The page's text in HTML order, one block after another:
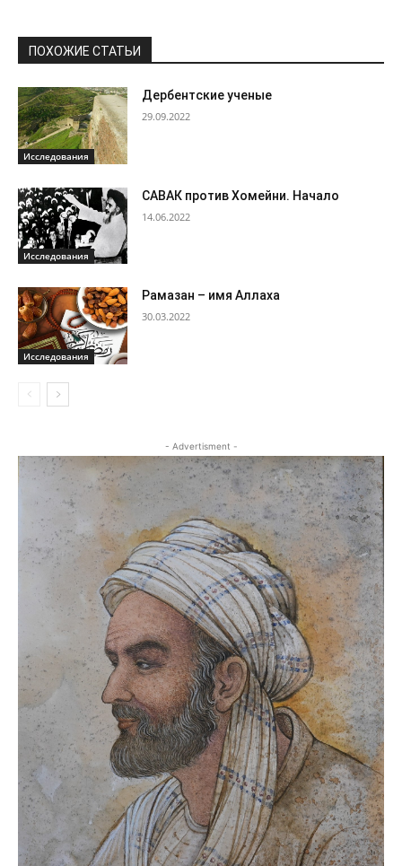
ПОХОЖИЕ СТАТЬИ
Исследования
Дербентские ученые
29.09.2022
Исследования
САВАК против Хомейни. Начало
14.06.2022
Исследования
Рамазан – имя Аллаха
30.03.2022
- Advertisment -